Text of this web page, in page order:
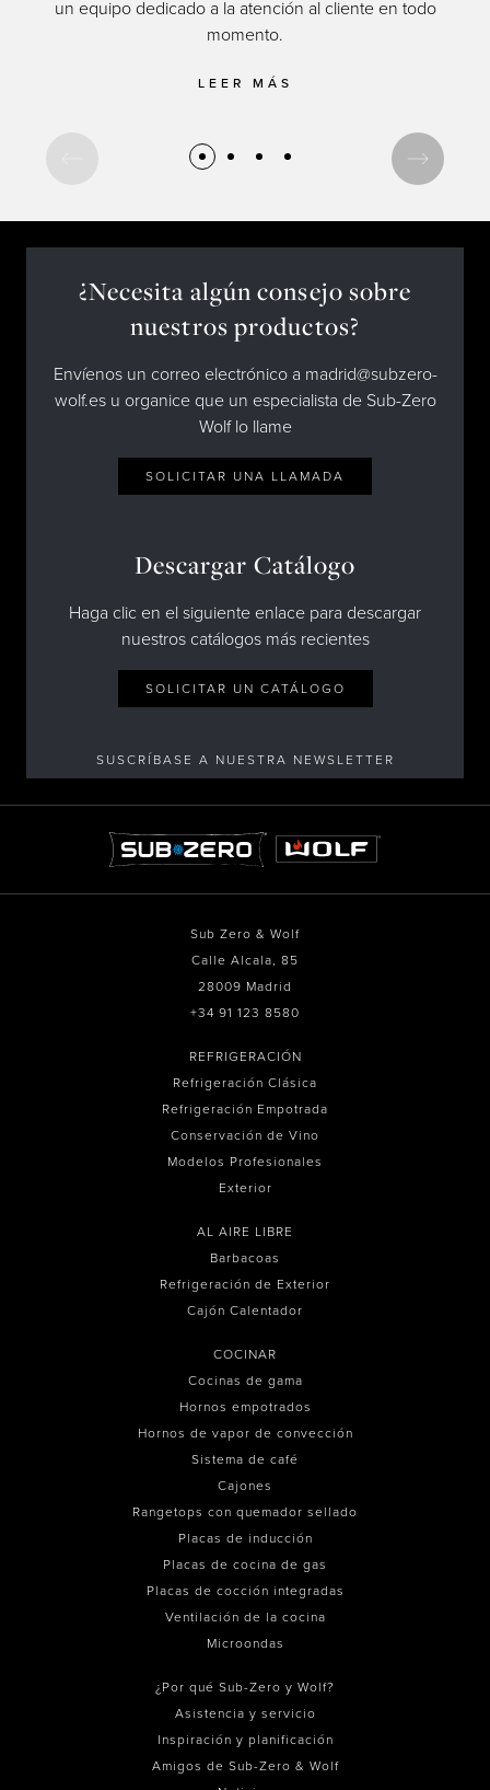
un equipo dedicado a la atención al cliente en todo
momento.
LEER MÁS
¿Necesita algún consejo sobre
nuestros productos?
Envíenos un correo electrónico a madrid@subzero-
wolf.es u organice que un especialista de Sub-Zero
Wolf lo llame
SOLICITAR UNA LLAMADA
Descargar Catálogo
Haga clic en el siguiente enlace para descargar
nuestros catálogos más recientes
SOLICITAR UN CATÁLOGO
SUSCRÍBASE A NUESTRA NEWSLETTER
Sub Zero & Wolf
Calle Alcala, 85
28009 Madrid
+34 91 123 8580
REFRIGERACIÓN
Refrigeración Clásica
Refrigeración Empotrada
Conservación de Vino
Modelos Profesionales
Exterior
AL AIRE LIBRE
Barbacoas
Refrigeración de Exterior
Cajón Calentador
COCINAR
Cocinas de gama
Hornos empotrados
Hornos de vapor de convección
Sistema de café
Cajones
Rangetops con quemador sellado
Placas de inducción
Placas de cocina de gas
Placas de cocción integradas
Ventilación de la cocina
Microondas
¿Por qué Sub-Zero y Wolf?
Asistencia y servicio
Inspiración y planificación
Amigos de Sub-Zero & Wolf